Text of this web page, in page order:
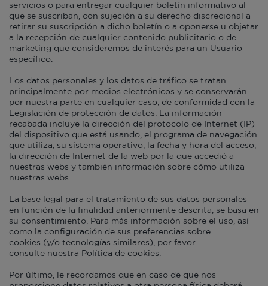
servicios o para entregar cualquier boletín informativo al
que se suscriban, con sujeción a su derecho discrecional a
retirar su suscripción a dicho boletín o a oponerse u objetar
a la recepción de cualquier contenido publicitario o de
marketing que consideremos de interés para un Usuario
específico.
Los datos personales y los datos de tráfico se tratan
principalmente por medios electrónicos y se conservarán
por nuestra parte en cualquier caso, de conformidad con la
Legislación de protección de datos. La información
recabada incluye la dirección del protocolo de Internet (IP)
del dispositivo que está usando, el programa de navegación
que utiliza, su sistema operativo, la fecha y hora del acceso,
la dirección de Internet de la web por la que accedió a
nuestras webs y también información sobre cómo utiliza
nuestras webs.
La base legal para el tratamiento de sus datos personales
en función de la finalidad anteriormente descrita, se basa en
su consentimiento. Para más información sobre el uso, así
como la configuración de sus preferencias sobre
cookies (y/o tecnologías similares), por favor
consulte nuestra Política de cookies.
Por último, le recordamos que en caso de que nos